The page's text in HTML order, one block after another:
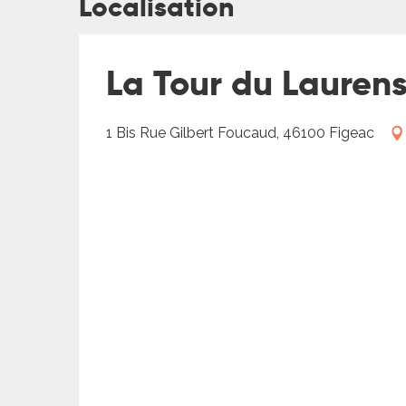
Localisation
La Tour du
1 Bis Rue Gilbert Foucaud, 46100 Figeac